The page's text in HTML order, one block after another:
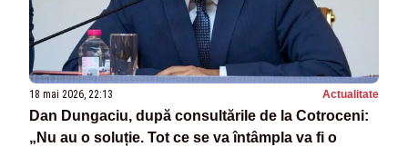
18 mai 2026, 22:13 Actualitate
Dan Dungaciu, după consultările de la Cotroceni:
„Nu au o soluție. Tot ce se va întâmpla va fi o